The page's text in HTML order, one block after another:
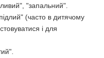
"запальний".
(часто в дитячому
і для